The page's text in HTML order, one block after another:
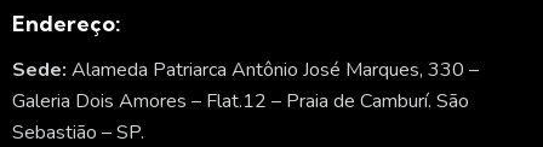
Endereço:
Sede: Alameda Patriarca Antônio José Marques, 330 –
Galeria Dois Amores – Flat.12 – Praia de Camburí. São
Sebastião – SP.